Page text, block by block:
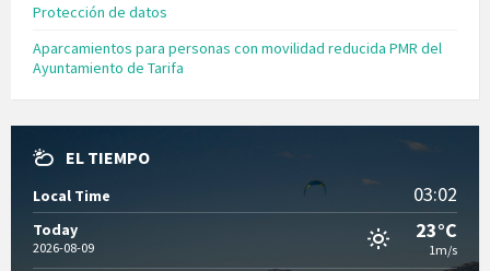
Protección de datos
Aparcamientos para personas con movilidad reducida PMR del
Ayuntamiento de Tarifa
EL TIEMPO
Local Time 03:02
Today
2026-08-09
23°C
1m/s